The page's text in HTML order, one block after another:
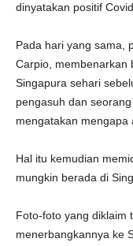
dinyatakan positif
Pada hari yang sama,
Carpio, membenarkan
Singapura sehari
pengasuh dan
mengatakan mengapa
Hal itu kemudian
mungkin berada di
Foto-foto yang diklaim
menerbangkannya ke